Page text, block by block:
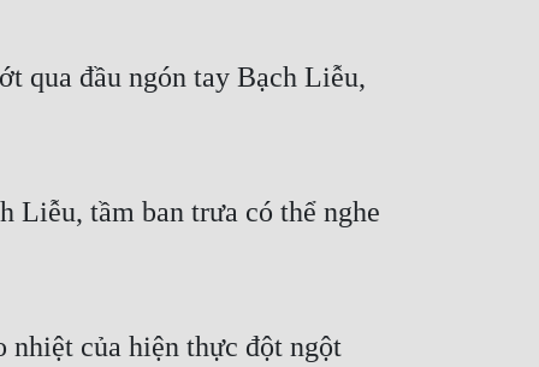
qua đầu ngón tay Bạch Liễu,
Liễu, tầm ban trưa có thể nghe
nhiệt của hiện thực đột ngột